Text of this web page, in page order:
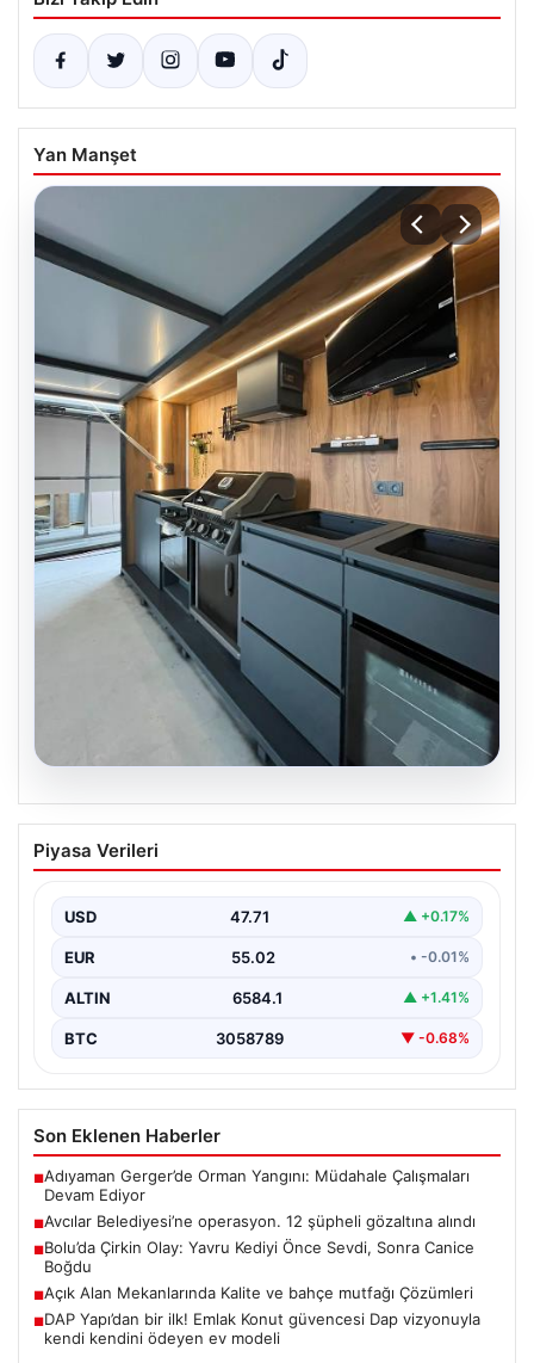
Yan Manşet
04.08.2026
DAP Yapı’dan bir ilk! Emlak Konut
güvencesi Dap vizyonuyla kendi
kendini ödeyen ev modeli
Piyasa Verileri
USD 47.71 ▲ +0.17%
55.02 • -0.01%
6584.1 ▲ +1.41%
3058789 ▼ -0.68%
■
Adıyaman Gerger’de Orman Yangını: Müdahale Çalışmaları
Devam Ediyor
Bolu’da Çirkin Olay: Yavru Kediyi Önce Sevdi, Sonra Canice
Boğdu
DAP Yapı’dan bir ilk! Emlak Konut güvencesi Dap vizyonuyla
06/08/2026
Adıyaman Gerger’de Orman Yangını: Müdahale Çalışmaları
Devam Ediyor